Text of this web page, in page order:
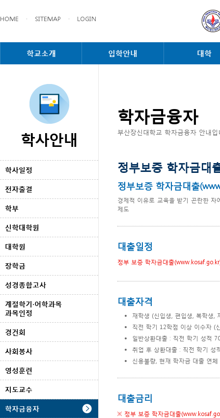
HOME · SITEMAP · LOGIN
학교소개 입학안내 대학
학사안내
학사일정
전자출결
학부
신학대학원
대학원
장학금
성경종합고사
계절학기·어학과목
과목인정
경건회
사회봉사
영성훈련
지도교수
학자금융자
학자금융자
부산장신대학교 학자금융자 안내입
정부보증 학자금대
정부보증 학자금대출
경제적 이유로 교육을 받기 곤란한
제도
대출일정
정부 보증 학자금대출
대출자격
재학생 (신입생, 편입생, 복학생,
직전 학기 12학점 이상 이수자 (
일반상환대출 : 직전 학기 성적
취업 후 상환대출 : 직전 학기 성
신용불량, 현재 학자금 대출 연
대출금리
※ 정부 보증 학자금대출